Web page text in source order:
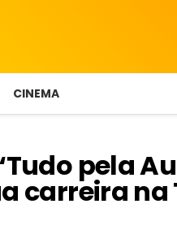
CINEMA
pela
carreira na